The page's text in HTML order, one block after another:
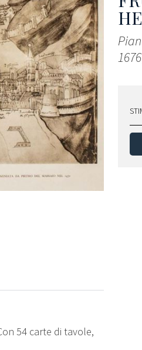
1676
54 carte di tavole,